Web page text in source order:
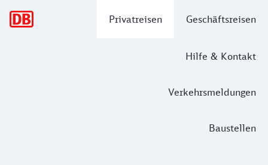
Privatreisen Geschäftsreisen
Hilfe & Kontakt
Verkehrsmeldungen
Baustellen